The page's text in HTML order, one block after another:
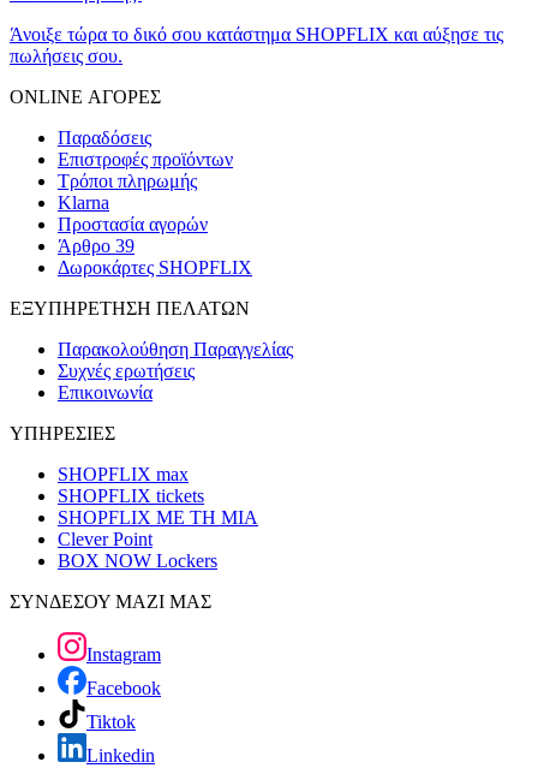
Άνοιξε τώρα το δικό σου κατάστημα SHOPFLIX και αύξησε τις
πωλήσεις σου.
ONLINE ΑΓΟΡΕΣ
Παραδόσεις
Επιστροφές προϊόντων
Τρόποι πληρωμής
Klarna
Προστασία αγορών
Άρθρο 39
Δωροκάρτες SHOPFLIX
ΕΞΥΠΗΡΕΤΗΣΗ ΠΕΛΑΤΩΝ
Παρακολούθηση Παραγγελίας
Συχνές ερωτήσεις
Επικοινωνία
ΥΠΗΡΕΣΙΕΣ
SHOPFLIX max
SHOPFLIX tickets
SHOPFLIX ΜΕ ΤΗ ΜΙΑ
Clever Point
BOX NOW Lockers
ΣΥΝΔΕΣΟΥ ΜΑΖΙ ΜΑΣ
Instagram
Facebook
Tiktok
Linkedin